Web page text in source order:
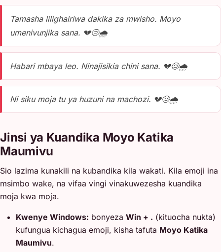
Tamasha lilighairiwa dakika za mwisho. Moyo
umenivunjika sana. 💔😢🌧️
Habari mbaya leo. Ninajisikia chini sana. 💔😢🌧️
Ni siku moja tu ya huzuni na machozi. 💔😢🌧️
Jinsi ya Kuandika Moyo Katika
Maumivu
Sio lazima kunakili na kubandika kila wakati. Kila emoji ina
msimbo wake, na vifaa vingi vinakuwezesha kuandika
moja kwa moja.
Kwenye Windows: bonyeza Win + . (kituocha nukta)
kufungua kichagua emoji, kisha tafuta Moyo Katika
Maumivu.